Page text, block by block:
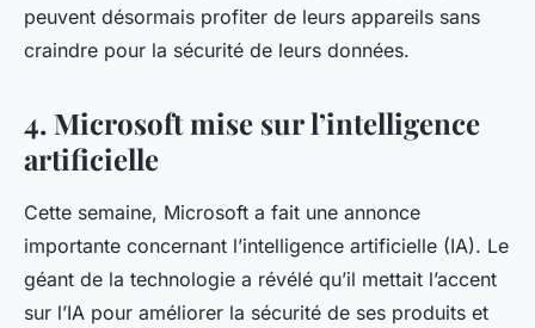
peuvent désormais profiter de leurs appareils sans
craindre pour la sécurité de leurs données.
4. Microsoft mise sur l’intelligence
artificielle
Cette semaine, Microsoft a fait une annonce
importante concernant l’intelligence artificielle (IA). Le
géant de la technologie a révélé qu’il mettait l’accent
sur l’IA pour améliorer la sécurité de ses produits et